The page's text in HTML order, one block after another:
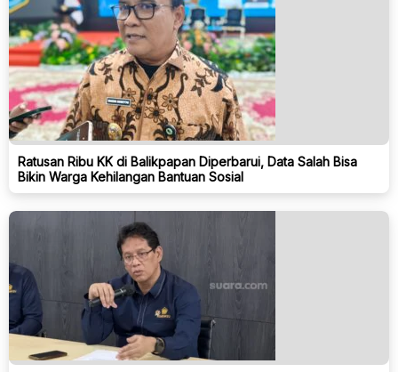
Ratusan Ribu KK di Balikpapan Diperbarui, Data Salah Bisa
Bikin Warga Kehilangan Bantuan Sosial